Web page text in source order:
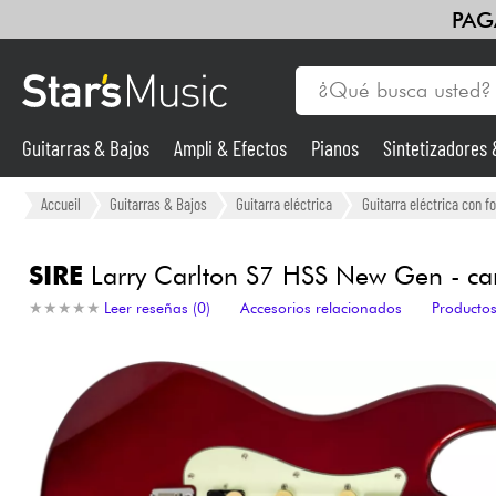
Guitarras & Bajos
Sintetizadores & samplers
Luces
Violines y cuarteto
Guitarras & Bajos Ampli & Efectos Pianos Sintetizadores
Accueil Guitarras & Bajos Guitarra eléctrica Guitarra eléctrica con
SIRE Larry Carlton S7 HSS New Gen -
★ ★ ★ ★ ★
★ ★ ★ ★ ★ Leer reseñas (0) Accesorios relacionados